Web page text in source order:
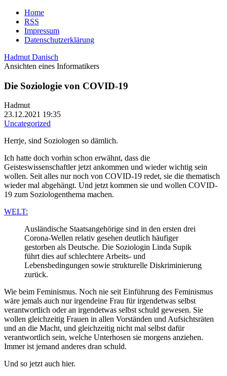
Home
RSS
Impressum
Datenschutzerklärung
Hadmut Danisch
Ansichten eines Informatikers
Die Soziologie von COVID-19
Hadmut
23.12.2021 19:35
Uncategorized
Herrje, sind Soziologen so dämlich.
Ich hatte doch vorhin schon erwähnt, dass die
Geisteswissenschaftler jetzt ankommen und wieder wichtig sein
wollen. Seit alles nur noch von COVID-19 redet, sie die thematisch
wieder mal abgehängt. Und jetzt kommen sie und wollen COVID-
19 zum Soziologenthema machen.
WELT:
Ausländische Staatsangehörige sind in den ersten drei
Corona-Wellen relativ gesehen deutlich häufiger
gestorben als Deutsche. Die Soziologin Linda Supik
führt dies auf schlechtere Arbeits- und
Lebensbedingungen sowie strukturelle Diskriminierung
zurück.
Wie beim Feminismus. Noch nie seit Einführung des Feminismus
wäre jemals auch nur irgendeine Frau für irgendetwas selbst
verantwortlich oder an irgendetwas selbst schuld gewesen. Sie
wollen gleichzeitig Frauen in allen Vorständen und Aufsichtsräten
und an die Macht, und gleichzeitig nicht mal selbst dafür
verantwortlich sein, welche Unterhosen sie morgens anziehen.
Immer ist jemand anderes dran schuld.
Und so jetzt auch hier.